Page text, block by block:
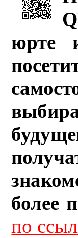
юрте
более
по